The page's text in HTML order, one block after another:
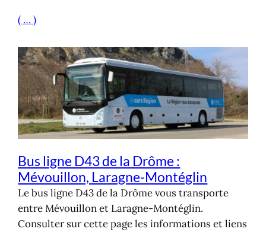
( … )
Bus ligne D43 de la Drôme :
Mévouillon, Laragne-Montéglin
Le bus ligne D43 de la Drôme vous transporte
entre Mévouillon et Laragne-Montéglin.
Consulter sur cette page les informations et liens